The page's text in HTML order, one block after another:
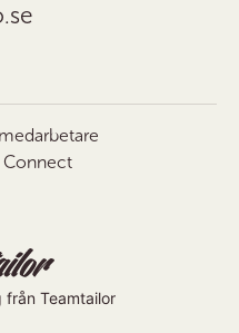
Connect
från Teamtailor